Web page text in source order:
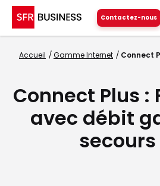
Contactez-nous
Accueil Gamme Internet Connect
Connect Plus :
avec débit
secours